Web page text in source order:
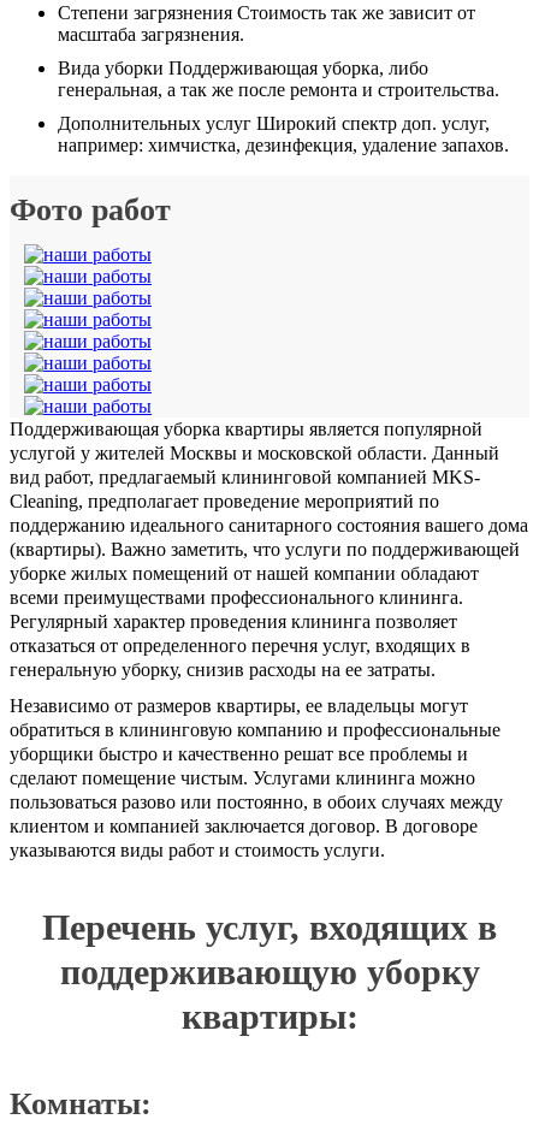
Степени загрязнения Стоимость так же зависит от
масштаба загрязнения.
Вида уборки Поддерживающая уборка, либо
генеральная, а так же после ремонта и строительства.
Дополнительных услуг Широкий спектр доп. услуг,
например: химчистка, дезинфекция, удаление запахов.
Фото работ
Поддерживающая уборка квартиры является популярной
услугой у жителей Москвы и московской области. Данный
вид работ, предлагаемый клининговой компанией MKS-
Cleaning, предполагает проведение мероприятий по
поддержанию идеального санитарного состояния вашего дома
(квартиры). Важно заметить, что услуги по поддерживающей
уборке жилых помещений от нашей компании обладают
всеми преимуществами профессионального клининга.
Регулярный характер проведения клининга позволяет
отказаться от определенного перечня услуг, входящих в
генеральную уборку, снизив расходы на ее затраты.
Независимо от размеров квартиры, ее владельцы могут
обратиться в клининговую компанию и профессиональные
уборщики быстро и качественно решат все проблемы и
сделают помещение чистым. Услугами клининга можно
пользоваться разово или постоянно, в обоих случаях между
клиентом и компанией заключается договор. В договоре
указываются виды работ и стоимость услуги.
Перечень услуг, входящих в
поддерживающую уборку
квартиры:
Комнаты: